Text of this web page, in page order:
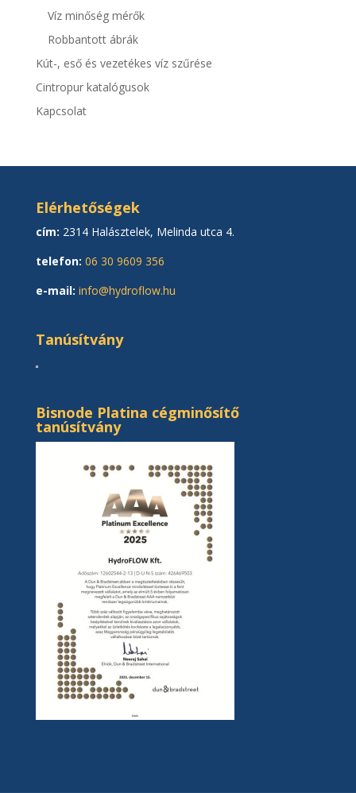
Víz minőség mérők
Robbantott ábrák
Kút-, eső és vezetékes víz szűrése
Cintropur katalógusok
Kapcsolat
Elérhetőségek
cím: 2314 Halásztelek, Melinda utca 4.
telefon: 06 30 9609 356
e-mail: info@hydroflow.hu
Tanúsítvány
Bisnode Platina cégminősítő
tanúsítvány